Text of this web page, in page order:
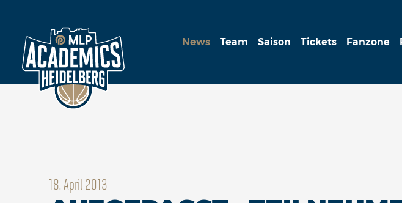
News Team Saison Tickets Fanzone
18. April 2013